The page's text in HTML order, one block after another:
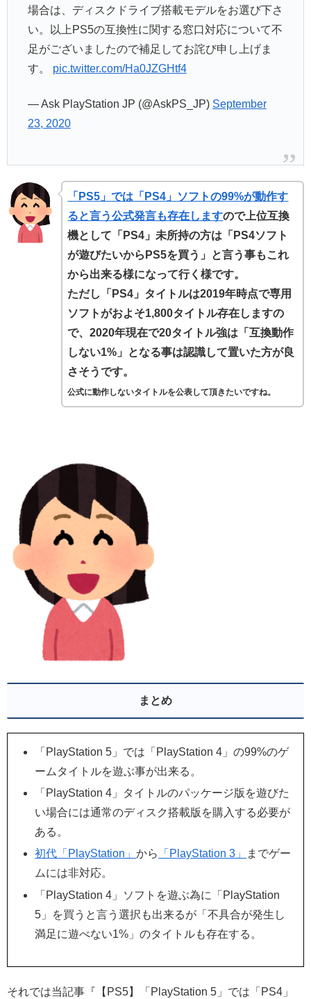
場合は、ディスクドライブ搭載モデルをお選び下さ
い。以上PS5の互換性に関する窓口対応について不
足がございましたので補足してお詫び申し上げま
す。 pic.twitter.com/Ha0JZGHtf4
— Ask PlayStation JP (@AskPS_JP) September
23, 2020
「PS5」では「PS4」ソフトの99%が動作す
ると言う公式発言も存在しますので上位互換
機として「PS4」未所持の方は「PS4ソフト
が遊びたいからPS5を買う 」 と言う事もこれ
から出来る様になって行く様です。
ただし「PS4」タイトルは2019年時点で専用
ソフトがおよそ1,800タイトル存在しますの
で、2020年現在で20タイトル強は「互換動作
しない1%」となる事は認識して置いた方が良
さそうです。
公式に動作しないタイトルを公表して頂きたいですね。
まとめ
「PlayStation 5」では「PlayStation 4」の99%のゲ
ームタイトルを遊ぶ事が出来る。
「PlayStation 4」タイトルのパッケージ版を遊びた
い場合には通常のディスク搭載版を購入する必要が
ある。
初代「PlayStation」から 「PlayStation 3」
までゲー
ムには非対応。
「PlayStation 4」ソフトを遊ぶ為に「PlayStation
5」を買うと言う選択も出来るが「不具合が発生し
満足に遊べない1%」のタイトルも存在する。
それでは当記事『【PS5】「PlayStation 5」では「PS4」